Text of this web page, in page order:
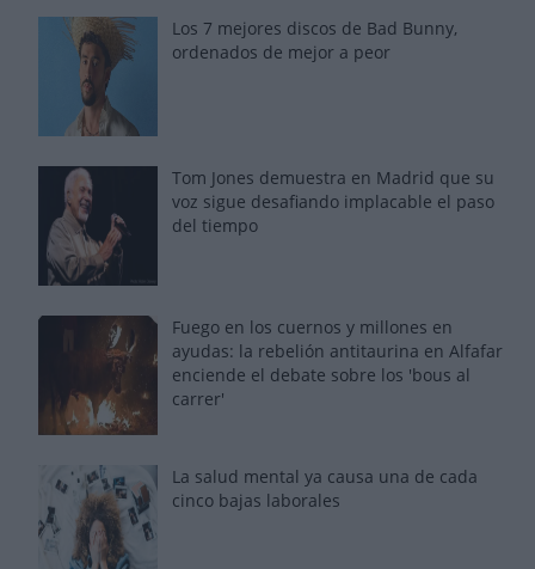
Los 7 mejores discos de Bad Bunny,
ordenados de mejor a peor
Tom Jones demuestra en Madrid que su
voz sigue desafiando implacable el paso
del tiempo
Fuego en los cuernos y millones en
ayudas: la rebelión antitaurina en Alfafar
enciende el debate sobre los 'bous al
carrer'
La salud mental ya causa una de cada
cinco bajas laborales